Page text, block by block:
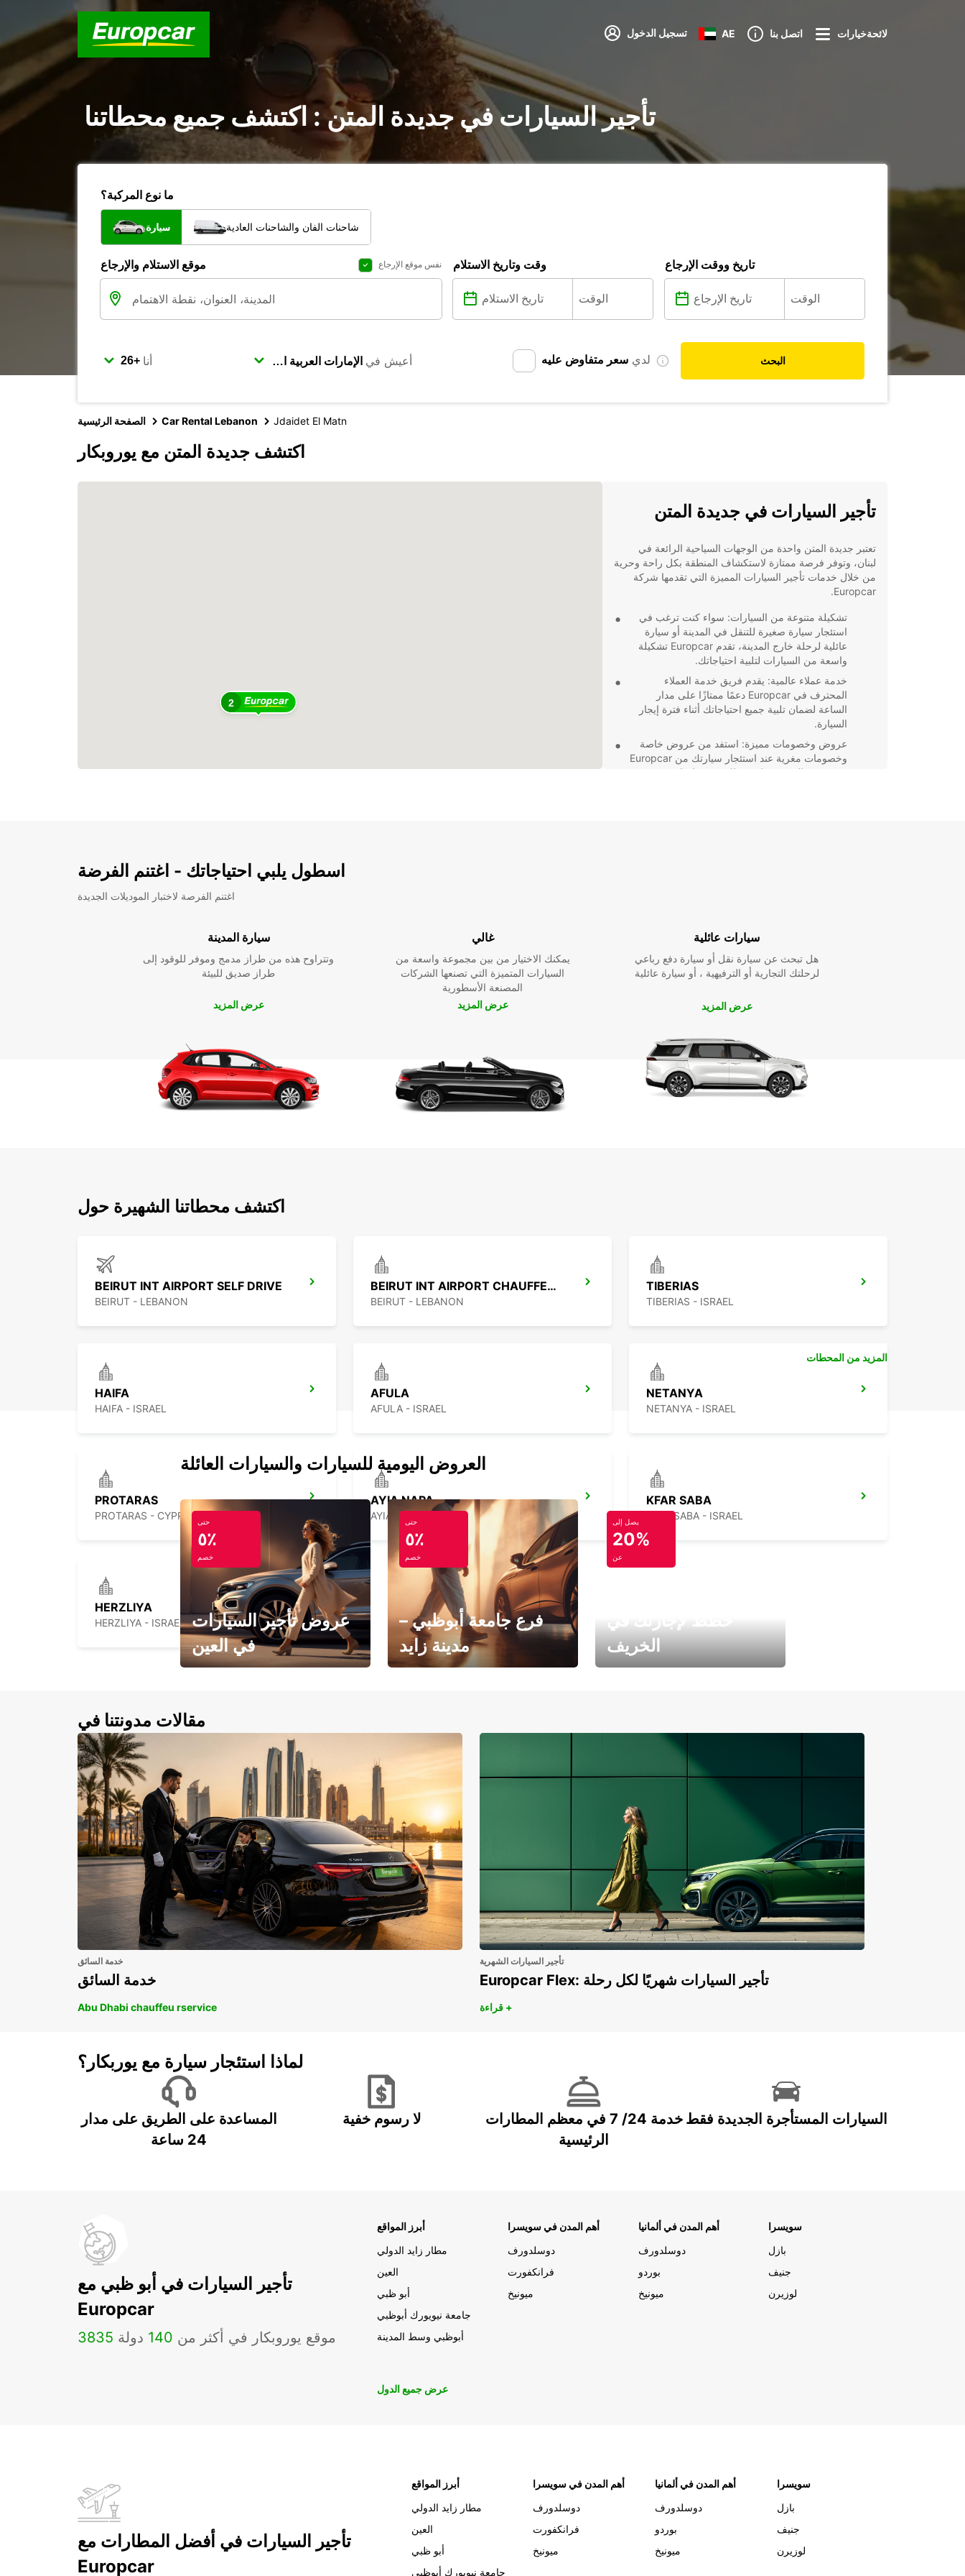
تسجيل الدخول AE اتصل بنا لائحةخيارات
تأجير السيارات في جديدة المتن : اكتشف جميع محطاتنا
ما نوع المركبة؟
سيارة شاحنات الفان والشاحنات العادية
موقع الاستلام والإرجاع نفس موقع الإرجاع وقت وتاريخ الاستلام تاريخ ووقت الإرجاع
أنا أعيش في لدي سعر متفاوض عليه البحث
الصفحة الرئيسية Car Rental Lebanon Jdaidet El Matn
اكتشف جديدة المتن مع يوروبكار
2
تأجير السيارات في جديدة المتن
تعتبر جديدة المتن واحدة من الوجهات السياحية الرائعة في
لبنان، وتوفر فرصة ممتازة لاستكشاف المنطقة بكل راحة وحرية
من خلال خدمات تأجير السيارات المميزة التي تقدمها شركة
Europcar.
تشكيلة متنوعة من السيارات: سواء كنت ترغب في
استئجار سيارة صغيرة للتنقل في المدينة أو سيارة
عائلية لرحلة خارج المدينة، تقدم Europcar تشكيلة
واسعة من السيارات لتلبية احتياجاتك.
خدمة عملاء عالمية: يقدم فريق خدمة العملاء
المحترف في Europcar دعمًا ممتازًا على مدار
الساعة لضمان تلبية جميع احتياجاتك أثناء فترة إيجار
السيارة.
عروض وخصومات مميزة: استفد من عروض خاصة
وخصومات مغرية عند استئجار سيارتك من Europcar
في جديدة المتن، مما يوفر لك تجربة ايجار مريحة
اسطول يلبي احتياجاتك - اغتنم الفرضة
اغتنم الفرصة لاختبار الموديلات الجديدة
سيارة المدينة
وتتراوح هذه من طراز مدمج وموفر للوقود إلى
طراز صديق للبيئة
عرض المزيد
غالي
يمكنك الاختيار من بين مجموعة واسعة من
السيارات المتميزة التي تصنعها الشركات
المصنعة الأسطورية
عرض المزيد
سيارات عائلية
هل تبحث عن سيارة نقل أو سيارة دفع رباعي
لرحلتك التجارية أو الترفيهية ، أو سيارة عائلية
عرض المزيد
اكتشف محطاتنا الشهيرة حول
BEIRUT INT AIRPORT SELF DRIVE
BEIRUT - LEBANON
BEIRUT INT AIRPORT CHAUFFEUR DRIVE
BEIRUT - LEBANON
TIBERIAS
TIBERIAS - ISRAEL
HAIFA
HAIFA - ISRAEL
AFULA
AFULA - ISRAEL
NETANYA
NETANYA - ISRAEL
PROTARAS
PROTARAS - CYPRUS
AYIA NAPA
AYIA NAPA - CYPRUS
KFAR SABA
KFAR SABA - ISRAEL
HERZLIYA
HERZLIYA - ISRAEL
المزيد من المحطات
العروض اليومية للسيارات والسيارات العائلة
حتى
٥٪
خصم
عروض تأجير السيارات
في العين
حتى
٥٪
خصم
فرع جامعة أبوظبي –
مدينة زايد
يصل إلى
20%
عن
الخريف
مقالات مدونتنا في
خدمة السائق
خدمة السائق
Abu Dhabi chauffeu rservice
تأجير السيارات الشهرية
Europcar Flex: تأجير السيارات شهريًا لكل رحلة
قراءة +
لماذا استئجار سيارة مع يوربكار؟
المساعدة على الطريق على مدار
24 ساعة
لا رسوم خفية
خدمة 24/ 7 في معظم المطارات
الرئيسية
السيارات المستأجرة الجديدة فقط
تأجير السيارات في أبو ظبي مع
Europcar
3835 موقع يوروبكار في أكثر من 140 دولة
أبرز المواقع
مطار زايد الدولي
العين
أبو ظبي
جامعة نيويورك أبوظبي
أبوظبي وسط المدينة
أهم المدن في سويسرا
دوسلدورف
فرانكفورت
ميونيخ
أهم المدن في ألمانيا
دوسلدورف
بوردو
ميونيخ
سويسرا
بازل
جنيف
لوزيرن
عرض جميع الدول
تأجير السيارات في أفضل المطارات مع
Europcar
أبرز المواقع
مطار زايد الدولي
العين
أبو ظبي
جامعة نيويورك أبوظبي
أهم المدن في سويسرا
دوسلدورف
فرانكفورت
ميونيخ
أهم المدن في ألمانيا
دوسلدورف
بوردو
ميونيخ
سويسرا
بازل
جنيف
لوزيرن